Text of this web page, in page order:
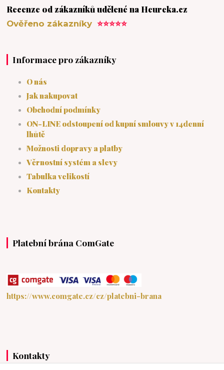
Recenze od zákazníků udělené na Heureka.cz
Ověřeno zákazníky⭐⭐⭐⭐⭐
Informace pro zákazníky
O nás
Jak nakupovat
Obchodní podmínky
ON-LINE odstoupení od kupní smlouvy v 14denní
lhůtě
Možnosti dopravy a platby
Věrnostní systém a slevy
Tabulka velikostí
Kontakty
Platební brána ComGate
https://www.comgate.cz/cz/platebni-brana
Kontakty